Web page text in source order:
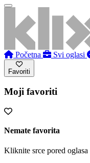
Početna Svi oglasi
Favoriti
Moji favoriti
Nemate favorita
Kliknite srce pored